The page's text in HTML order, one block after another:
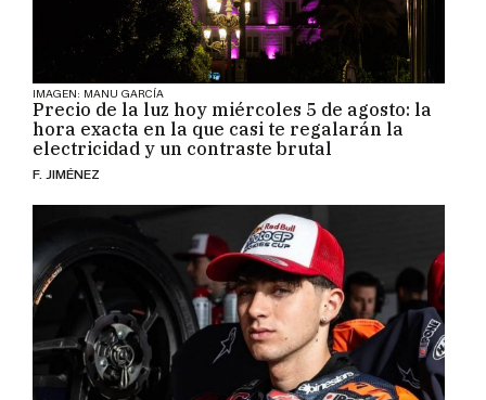
IMAGEN: MANU GARCÍA
Precio de la luz hoy miércoles 5 de agosto: la
hora exacta en la que casi te regalarán la
electricidad y un contraste brutal
F. JIMÉNEZ